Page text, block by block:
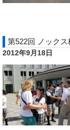
第522回 ノック
2012年9月18日